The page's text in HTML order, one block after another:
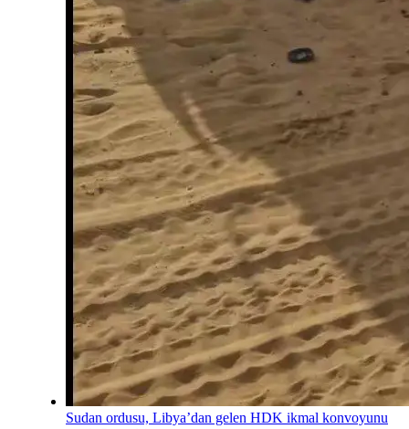
Sudan ordusu, Libya’dan gelen HDK ikmal konvoyunu